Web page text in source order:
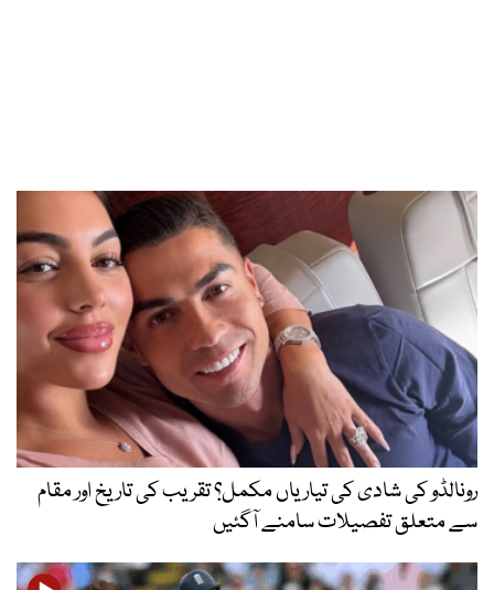
رونالڈو کی شادی کی تیاریاں مکمل؟ تقریب کی تاریخ اور مقام
سے متعلق تفصیلات سامنے آگئیں